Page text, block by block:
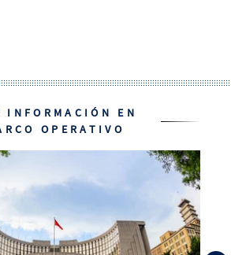
INFORMACIÓN EN
OPERATIVO